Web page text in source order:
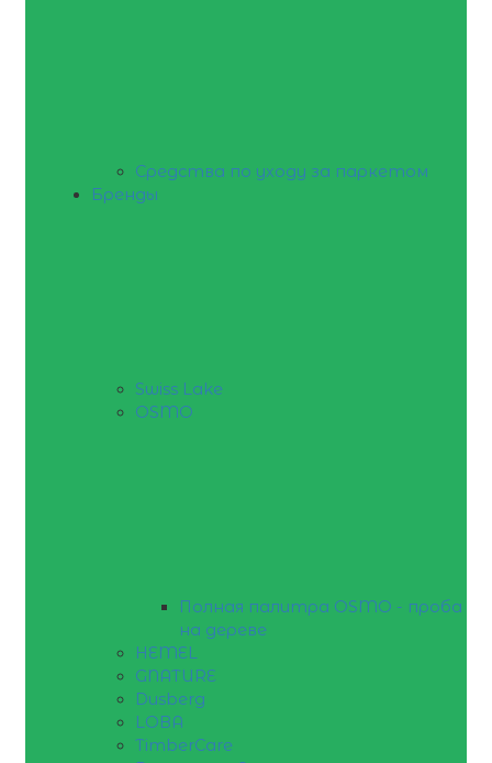
Средства по уходу за паркетом
Бренды
Swiss Lake
OSMO
Полная палитра OSMO - проба
на дереве
HEMEL
GNATURE
Dusberg
LOBA
TimberCare